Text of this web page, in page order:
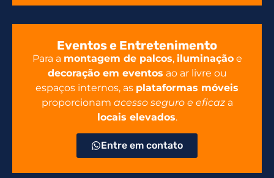
Eventos e Entretenimento
Para a montagem de palcos, iluminaçãoe
decoração em eventos ao ar livre ou
espaços internos, as plataformas móveis
proporcionam acesso seguro e eficaza
locais elevados.
Entre em contato